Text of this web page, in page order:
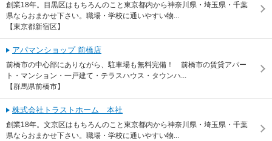
創業18年。目黒区はもちろんのこと東京都内から神奈川県・埼玉県・千葉
県ならおまかせ下さい。職場・学校に通いやすい物...
【東京都新宿区】
アパマンショップ 前橋店
前橋市の中心部にありながら、駐車場も無料完備！ 前橋市の賃貸アパー
ト・マンション・一戸建て・テラスハウス・タウンハ...
【群馬県前橋市】
株式会社トラストホーム 本社
創業18年。文京区はもちろんのこと東京都内から神奈川県・埼玉県・千葉
県ならおまかせ下さい。職場・学校に通いやすい物...